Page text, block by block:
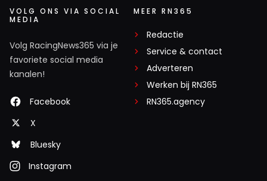
VOLG ONS VIA SOCIAL
MEDIA
Volg RacingNews365 via je
favoriete social media
kanalen!
Facebook
X
Bluesky
Instagram
MEER RN365
Redactie
Service & contact
Adverteren
Werken bij RN365
RN365.agency